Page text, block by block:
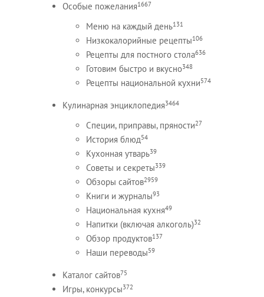
Особые пожелания1667
Меню на каждый день131
Низкокалорийные рецепты106
Рецепты для постного стола636
Готовим быстро и вкусно348
Рецепты национальной кухни574
Кулинарная энциклопедия3464
Специи, приправы, пряности27
История блюд54
Кухонная утварь39
Советы и секреты339
Обзоры сайтов2959
Книги и журналы93
Национальная кухня49
Напитки (включая алкоголь)32
Обзор продуктов137
Наши переводы59
Каталог сайтов75
Игры, конкурсы372